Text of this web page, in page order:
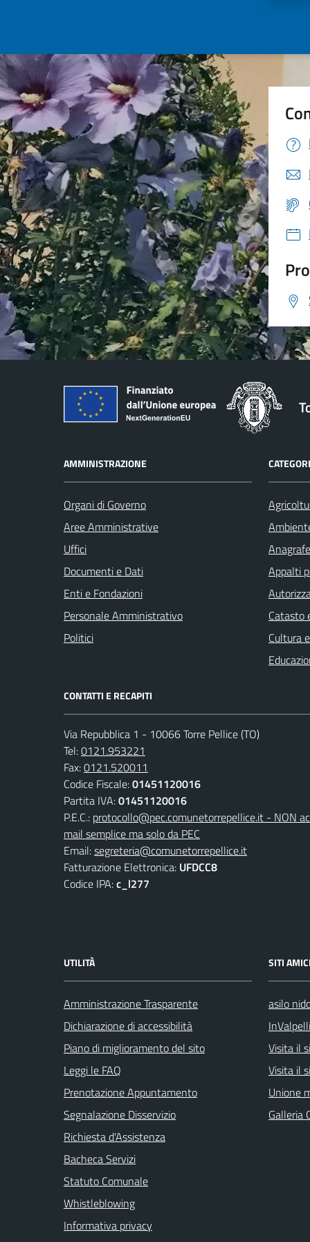
AMMINISTRAZIONE
Organi di Governo
Aree Amministrative
Uffici
Documenti e Dati
Enti e Fondazioni
Personale Amministrativo
Politici
Appalti
Catasto
Cultura
CONTATTI E RECAPITI
Via Repubblica 1 - 10066 Torre Pellice (TO)
Tel:0121.953221
Fax:0121.520011
Codice Fiscale:01451120016
Partita IVA:01451120016
P.E.C.: protocollo@pec.comunetorrepellice.it - NON
mail semplice ma solo da PEC
Email:segreteria@comunetorrepellice.it
Fatturazione Elettronica: UFDCC8
Codice IPA:c_l277
UTILITÀ
Amministrazione Trasparente
Dichiarazione di accessibilità
Piano di miglioramento del sito
Leggi le FAQ
Prenotazione Appuntamento
Segnalazione Disservizio
Richiesta d'Assistenza
Bacheca Servizi
Statuto Comunale
Whistleblowing
Informativa privacy
SITI AMICI
asilo
Visita il
Visita il
Unione
Galleria